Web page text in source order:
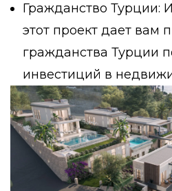
Гражданство Турции:
этот проект дает вам
гражданства Турции
инвестиций в